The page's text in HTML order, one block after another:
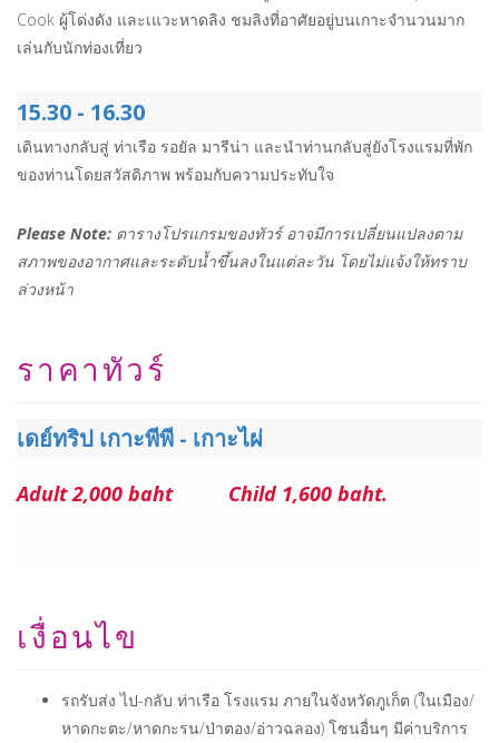
Cook ผู้โด่งดัง และเแวะหาดลิง ชมลิงที่อาศัยอยู่บนเกาะจำนวนมาก
เล่นกับนักท่องเที่ยว
15.30 - 16.30
เดินทางกลับสู่ ท่าเรือ รอยัล มารีน่า และนำท่านกลับสู่ยังโรงแรมที่พัก
ของท่านโดยสวัสดิภาพ พร้อมกับความประทับใจ
Please Note: ตารางโปรแกรมของทัวร์ อาจมีการเปลี่ยนแปลงตาม
สภาพของอากาศและระดับน้ำขึ้นลงในแต่ละวัน โดยไม่แจ้งให้ทราบ
ล่วงหน้า
ราคาทัวร์
เดย์ทริป เกาะพีพี - เกาะไผ่
Adult 2,000 baht Child 1,600 baht.
เงื่อนไข
รถรับส่ง ไป-กลับ ท่าเรือ โรงแรม ภายในจังหวัดภูเก็ต (ในเมือง/
หาดกะตะ/หาดกะรน/ป่าตอง/อ่าวฉลอง) โซนอื่นๆ มีค่าบริการ